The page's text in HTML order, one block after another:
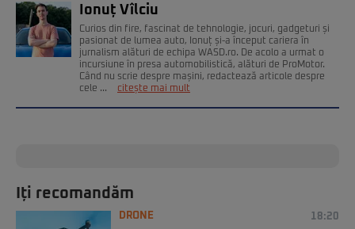
Ionuț Vîlciu
Curios din fire, fascinat de tehnologie, jocuri, gadgeturi și
pasionat de lumea auto, Ionuț și-a început cariera în
jurnalism alături de echipa WASD.ro. De acolo a urmat o
incursiune în presa automobilistică, alături de ProMotor.
Când nu scrie despre mașini, redactează articole despre
cele ...
citește mai mult
Iți recomandăm
DRONE 18:20